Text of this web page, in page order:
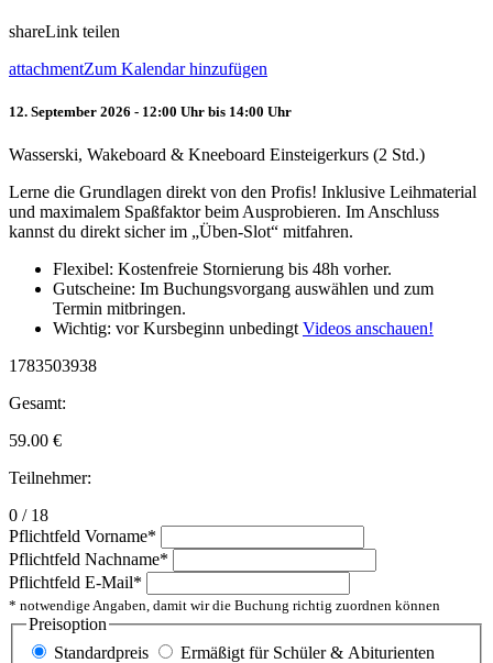
shareLink teilen
attachmentZum Kalendar hinzufügen
12. September 2026 - 12:00 Uhr bis 14:00 Uhr
Wasserski, Wakeboard & Kneeboard Einsteigerkurs (2 Std.)
Lerne die Grundlagen direkt von den Profis! Inklusive Leihmaterial
und maximalem Spaßfaktor beim Ausprobieren. Im Anschluss
kannst du direkt sicher im „Üben-Slot“ mitfahren.
Flexibel: Kostenfreie Stornierung bis 48h vorher.
Gutscheine: Im Buchungsvorgang auswählen und zum
Termin mitbringen.
Wichtig: vor Kursbeginn unbedingt Videos anschauen!
1783503938
Gesamt:
59.00 €
Teilnehmer:
0 / 18
Pflichtfeld Vorname*
Pflichtfeld Nachname*
Pflichtfeld E-Mail*
* notwendige Angaben, damit wir die Buchung richtig zuordnen können
Preisoption
Standardpreis
Ermäßigt für Schüler & Abiturienten